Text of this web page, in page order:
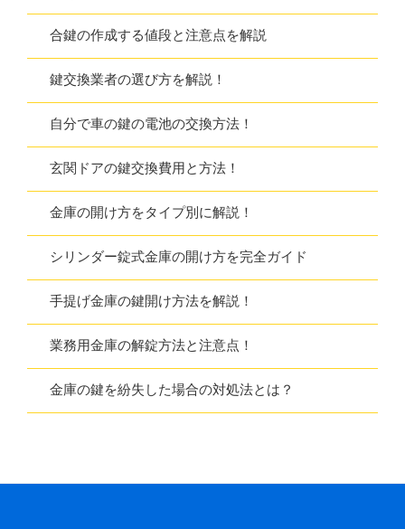
合鍵の作成する値段と注意点を解説
鍵交換業者の選び方を解説！
自分で車の鍵の電池の交換方法！
玄関ドアの鍵交換費用と方法！
金庫の開け方をタイプ別に解説！
シリンダー錠式金庫の開け方を完全ガイド
手提げ金庫の鍵開け方法を解説！
業務用金庫の解錠方法と注意点！
金庫の鍵を紛失した場合の対処法とは？